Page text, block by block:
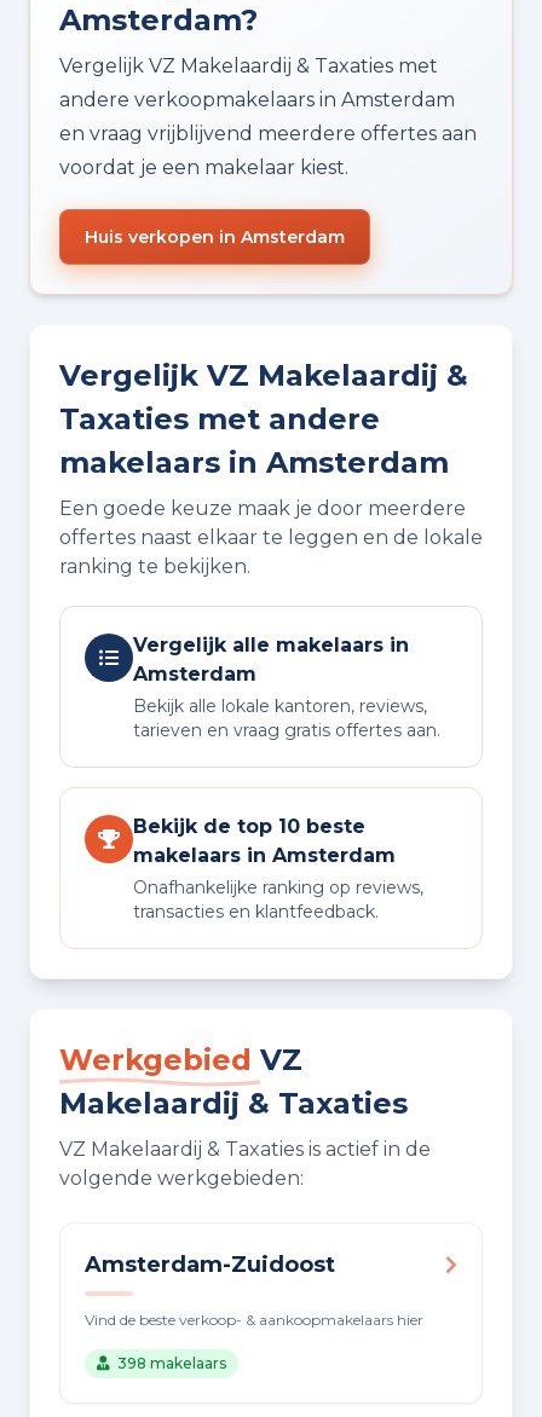
Amsterdam?
Vergelijk VZ Makelaardij & Taxaties met
andere verkoopmakelaars in Amsterdam
en vraag vrijblijvend meerdere offertes aan
voordat je een makelaar kiest.
Huis verkopen in Amsterdam
Vergelijk VZ Makelaardij &
Taxaties met andere
makelaars in Amsterdam
Een goede keuze maak je door meerdere
offertes naast elkaar te leggen en de lokale
ranking te bekijken.
Vergelijk alle makelaars in
Amsterdam
Bekijk alle lokale kantoren, reviews,
tarieven en vraag gratis offertes aan.
Bekijk de top 10 beste
makelaars in Amsterdam
Onafhankelijke ranking op reviews,
transacties en klantfeedback.
Werkgebied VZ
Makelaardij & Taxaties
VZ Makelaardij & Taxaties is actief in de
volgende werkgebieden:
Amsterdam-Zuidoost
Vind de beste verkoop- & aankoopmakelaars hier
398 makelaars